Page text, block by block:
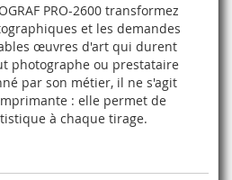
PRO-2600 transformez
et les demandes
œuvres d'art qui durent
photographe ou prestataire
par son métier, il ne s'agit
: elle permet de
à chaque tirage.